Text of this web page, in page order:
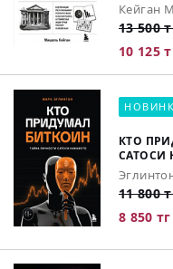
Кейган
13 500
10 125
КТО
САТОСИ
11 800
8 850 тг